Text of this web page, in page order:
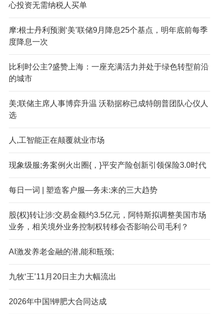
心投资无需纳税人买单
摩:根士丹利预测‘美’联储9月降息25个基点，明年底前每季
度降息一次
比利时公主?盛赞上海：一座充满活力并处于绿色转型前沿
的城市
美;联储主席人事博弈升温 沃勒据称已成特朗普团队心仪人
选
人,工智能正在颠覆就业市场
现象级服;务案例火出圈{，}平安产险创新引领保险3.0时代
每日一词 | 塑造客户服—务未:来的三大趋势
股{权}转让涉:交易金额约3.5亿元，阿特斯拟调整美国市场
业务，相关境外业务控制权转移会否影响公司毛利？
AI激发养老金融的潜,能和瓶颈;
九牧‘王’11月20日主力大幅流出
2026年中国!钾肥大合同达成